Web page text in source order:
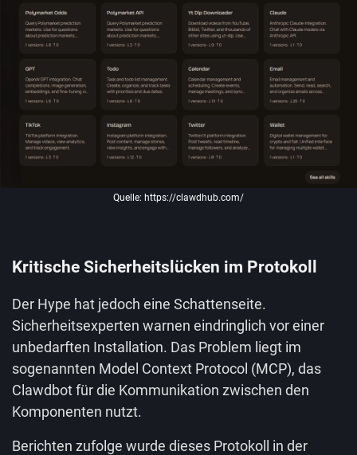
Quelle: https://clawdhub.com/
Kritische Sicherheitslücken im Protokoll
Der Hype hat jedoch eine Schattenseite.
Sicherheitsexperten warnen eindringlich vor einer
unbedarften Installation. Das Problem liegt im
sogenannten Model Context Protocol (MCP), das
Clawdbot für die Kommunikation zwischen den
Komponenten nutzt.
Berichten zufolge wurde dieses Protokoll in der